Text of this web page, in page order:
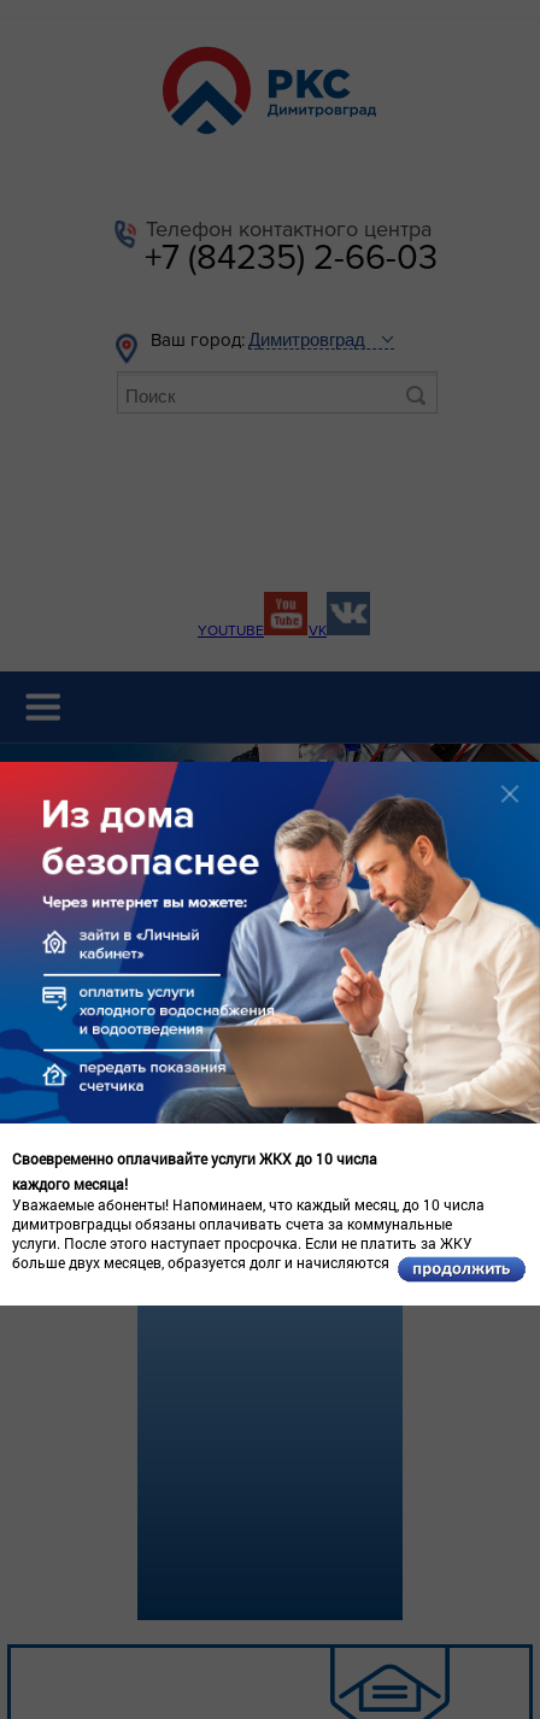
Телефон контактного центра
+7 (84235) 2-66-03
Ваш город:
YOUTUBE VK
Раскрытие информации
Главная О предприятии
Временно на реконструкции.
Приносим свои извинения за доставленные
неудобства. Нужная информация будет
предоставлена по запросу.
Своевременно оплачивайте услуги ЖКХ до 10 числа
каждого месяца!
Уважаемые абоненты! Напоминаем, что каждый месяц, до 10 числа
димитровградцы обязаны оплачивать счета за коммунальные
услуги. После этого наступает просрочка. Если не платить за ЖКУ
больше двух месяцев, образуется долг и начисляются пени.